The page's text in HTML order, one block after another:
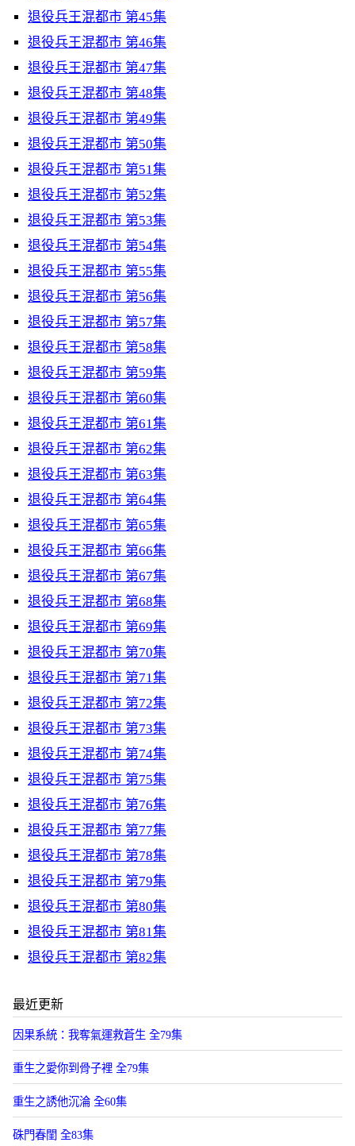
退役兵王混都市 第45集
退役兵王混都市 第46集
退役兵王混都市 第47集
退役兵王混都市 第48集
退役兵王混都市 第49集
退役兵王混都市 第50集
退役兵王混都市 第51集
退役兵王混都市 第52集
退役兵王混都市 第53集
退役兵王混都市 第54集
退役兵王混都市 第55集
退役兵王混都市 第56集
退役兵王混都市 第57集
退役兵王混都市 第58集
退役兵王混都市 第59集
退役兵王混都市 第60集
退役兵王混都市 第61集
退役兵王混都市 第62集
退役兵王混都市 第63集
退役兵王混都市 第64集
退役兵王混都市 第65集
退役兵王混都市 第66集
退役兵王混都市 第67集
退役兵王混都市 第68集
退役兵王混都市 第69集
退役兵王混都市 第70集
退役兵王混都市 第71集
退役兵王混都市 第72集
退役兵王混都市 第73集
退役兵王混都市 第74集
退役兵王混都市 第75集
退役兵王混都市 第76集
退役兵王混都市 第77集
退役兵王混都市 第78集
退役兵王混都市 第79集
退役兵王混都市 第80集
退役兵王混都市 第81集
退役兵王混都市 第82集
最近更新
因果系統：我奪氣運救蒼生 全79集
重生之愛你到骨子裡 全79集
重生之誘他沉淪 全60集
硃門春閨 全83集